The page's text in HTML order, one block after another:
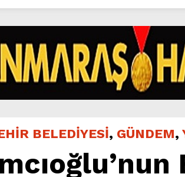
Kırsalına Değer Katan Yol Yatırımı.
Eğlence ve Nostalji Bir Aradaydı.
Düzenlemeyle Daha Akıcı Hale Geliyor.
Ziyafeti Yaşatacak.
Fuarı’nda Hayat Bulacak
Yenileniyor.
BELEDİYESİ, GÜNDEM,